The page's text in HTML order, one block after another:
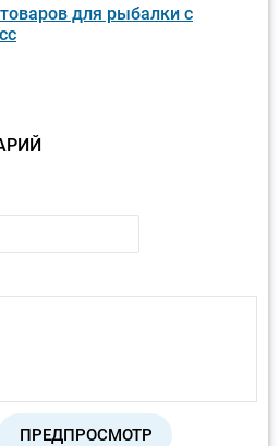
для рыбалки с